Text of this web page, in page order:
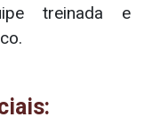
treinada e